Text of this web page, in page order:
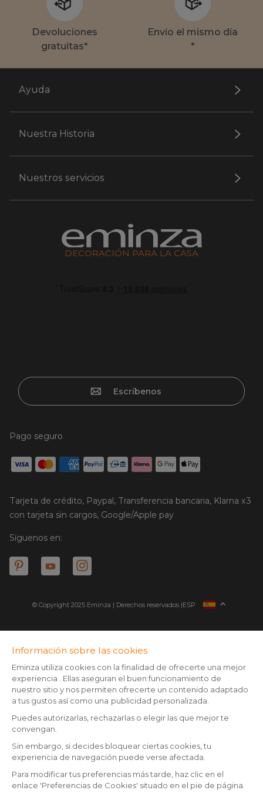
Devoluciones
gratuitas*
Envío el mismo día
*
Ayuda
Nuestra Historia
Nuestros servicios
DECORACIÓN PARA LA CASA
Escríbenos
Pago seguro
Tarjeta de crédito, Paypal, Transferencia bancaria, Klarna x3
con tarjeta sin cargos, Google/Apple pay
Síguenos en:
© Copyright 2025 Eminza | Derechos reservados |
FRANCIA
SUIZA
DANMARK
ESP
* Tienes 30 días (a patir de la recepción o recogida de tu
Excepto los paquetes voluminosos
** Todos los pedidos realizados antes de las 14:00 h son enviados
el mismo día